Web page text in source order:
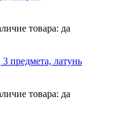
товара: да
товара: да